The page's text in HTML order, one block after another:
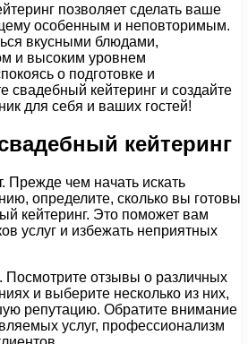
позволяет сделать ваше
особенным и неповторимым.
вкусными блюдами,
и высоким уровнем
о подготовке и
свадебный кейтеринг и создайте
для себя и ваших гостей!
кейтеринг
Прежде чем начать искать
определите, сколько вы готовы
кейтеринг. Это поможет вам
услуг и избежать неприятных
Посмотрите отзывы о различных
и выберите несколько из них,
репутацию. Обратите внимание
услуг, профессионализм